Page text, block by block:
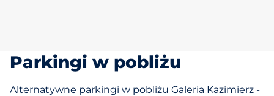
Parkingi w pobliżu
Alternatywne parkingi w pobliżu Galeria Kazimierz -